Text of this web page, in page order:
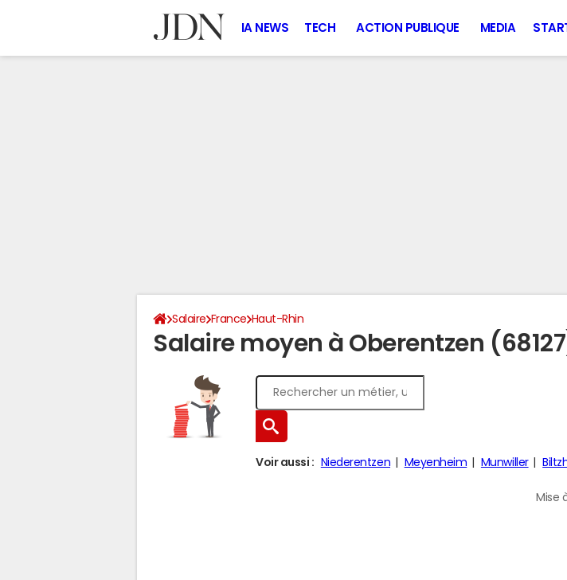
IA NEWS TECH ACTION PUBLIQUE MEDIA
Salaire France Haut-Rhin
Salaire moyen à Oberentzen
Voir aussi : Niederentzen Meyenheim Munwiller
Mise